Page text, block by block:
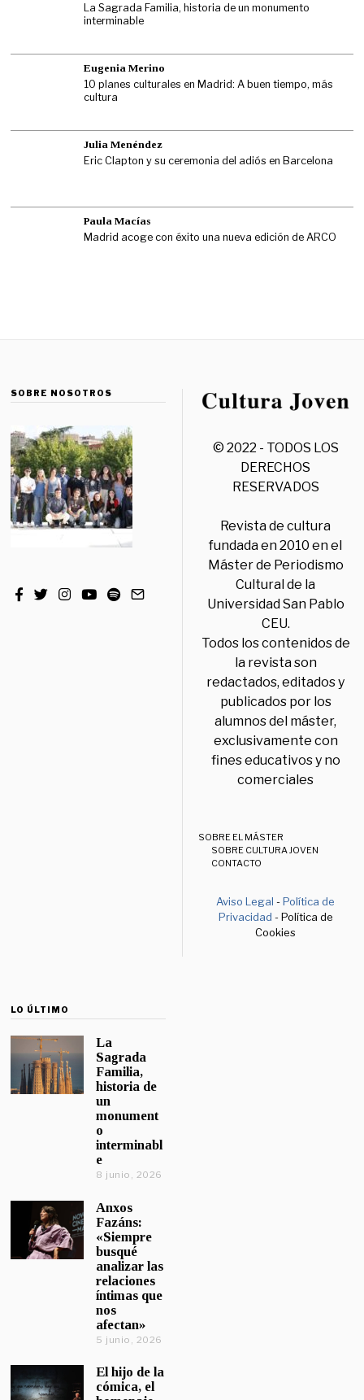
La Sagrada Familia, historia de un monumento
interminable
Eugenia Merino
10 planes culturales en Madrid: A buen tiempo, más
cultura
Julia Menéndez
Eric Clapton y su ceremonia del adiós en Barcelona
Paula Macías
Madrid acoge con éxito una nueva edición de ARCO
SOBRE NOSOTROS
© 2022 - TODOS LOS
DERECHOS
RESERVADOS
Revista de cultura
fundada en 2010 en el
Máster de Periodismo
Cultural de la
Universidad San Pablo
CEU.
Todos los contenidos de
la revista son
redactados, editados y
publicados por los
alumnos del máster,
exclusivamente con
fines educativos y no
comerciales
SOBRE EL MÁSTER
SOBRE CULTURA JOVEN
CONTACTO
Aviso Legal -Política de
Privacidad - Política de
Cookies
LO ÚLTIMO
La
Sagrada
Familia,
historia de
un
monument
o
interminabl
e
8 junio, 2026
Anxos
Fazáns:
«Siempre
busqué
analizar las
relaciones
íntimas que
nos
afectan»
5 junio, 2026
El hijo de la
cómica, el